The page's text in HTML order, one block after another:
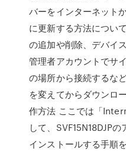
バーをインターネット
に更新する方法につい
の追加や削除、デバイ
管理者アカウントでサ
の場所から接続するな
を変えてからダウンロ
作方法 ここでは「
して、SVF15N18DJP
インストールする手順